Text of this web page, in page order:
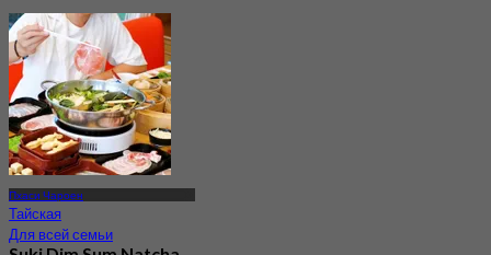
Пхаси Чароен
Тайская
Для всей семьи